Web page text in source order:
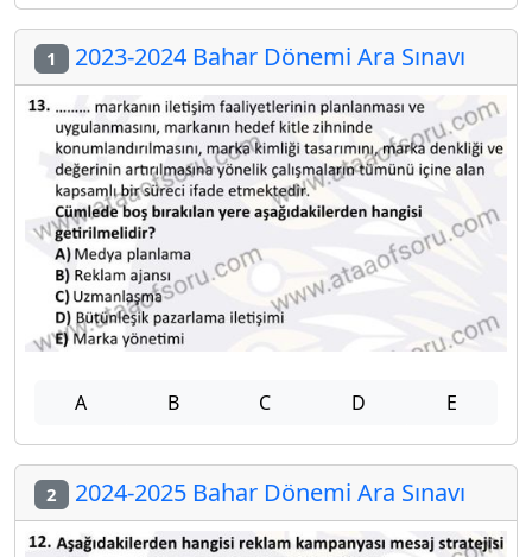
1 2023-2024 Bahar Dönemi Ara Sınavı
A B C D E
2 2024-2025 Bahar Dönemi Ara Sınavı